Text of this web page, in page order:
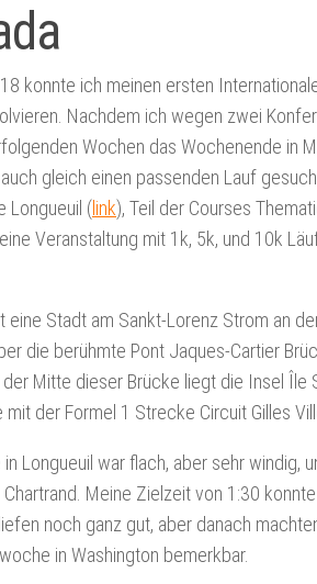
konnte ich meinen ersten
Nachdem ich wegen zwei
Wochen das Wochenende in
auch gleich einen passenden Lauf
Longueuil (link), Teil der Courses
Veranstaltung mit 1k, 5k, und 10k
eine Stadt am Sankt-Lorenz Strom an
die berühmte Pont Jaques-Cartier
Mitte dieser Brücke liegt die Insel Île
mit der Formel 1 Strecke Circuit Gilles
Longueuil war flach, aber sehr windig,
Meine Zielzeit von 1:30
noch ganz gut, aber danach
in Washington bemerkbar.